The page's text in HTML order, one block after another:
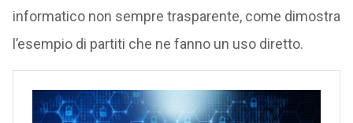
informatico non sempre trasparente, come dimostra
l’esempio di partiti che ne fanno un uso diretto.